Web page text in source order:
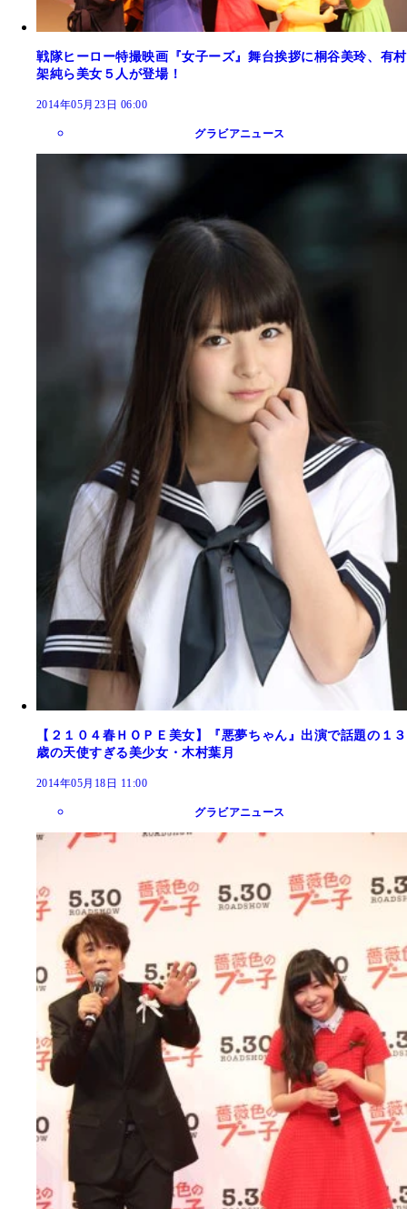
戦隊ヒーロー特撮映画『女子ーズ』舞台挨拶に桐谷美玲、有村
架純ら美女５人が登場！
2014年05月23日 06:00
グラビアニュース
【２１０４春ＨＯＰＥ美女】『悪夢ちゃん』出演で話題の１３
歳の天使すぎる美少女・木村葉月
2014年05月18日 11:00
グラビアニュース